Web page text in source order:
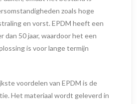
zoals hoge
en vorst. EPDM heeft een
dan 50 jaar, waardoor het een
is voor lange termijn
voordelen van EPDM is de
Het materiaal wordt geleverd in